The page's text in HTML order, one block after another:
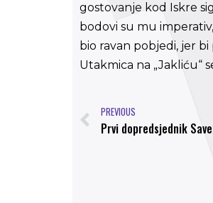
gostovanje kod Iskre
bodovi su mu
bio ravan pobjedi, jer
Utakmica na „Jakliću“
PREVIOUS